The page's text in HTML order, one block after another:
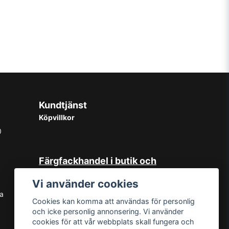
Kundtjänst
Köpvillkor
Färgfackhandel i butik och
Hos oss på Norrlandsfärg har det
sedan starten 1965 varit självklart
med god kundservice. Du kan känna
dig trygg med köp hos oss oavsett
Vi använder cookies
Cookies kan komma att användas för personlig
och icke personlig annonsering. Vi använder
cookies för att vår webbplats skall fungera och